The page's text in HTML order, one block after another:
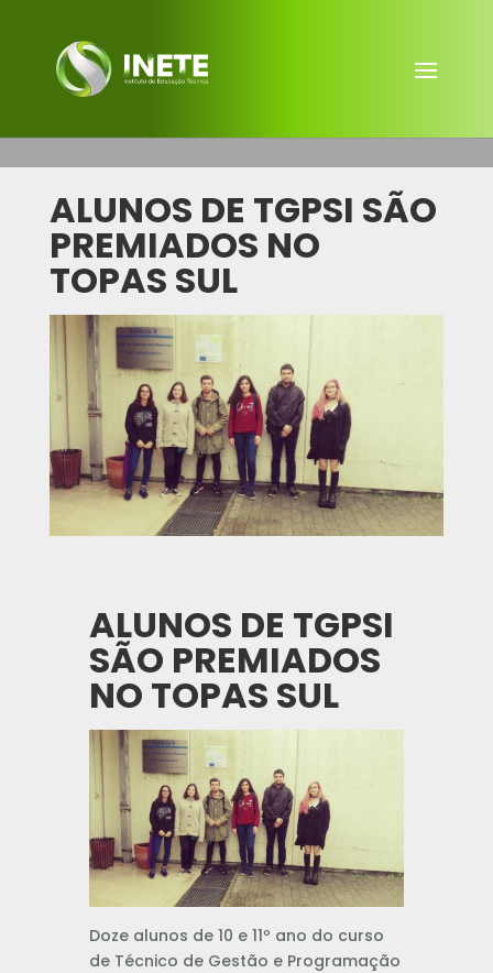
ALUNOS DE TGPSI SÃO
PREMIADOS NO
TOPAS SUL
ALUNOS DE TGPSI
SÃO PREMIADOS
NO TOPAS SUL
Doze alunos de 10 e 11º ano do curso
de Técnico de Gestão e Programação